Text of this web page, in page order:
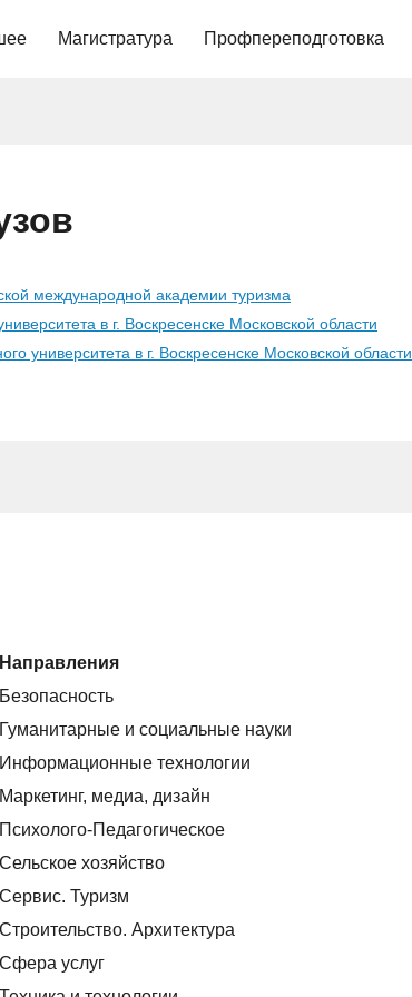
Магистратура Профпереподготовка
международной академии туризма
в г. Воскресенске Московской области
университета в г. Воскресенске Московской области
Направления
Безопасность
Гуманитарные и социальные науки
Информационные технологии
Маркетинг, медиа, дизайн
Психолого-Педагогическое
Сельское хозяйство
Сервис. Туризм
Строительство. Архитектура
Сфера услуг